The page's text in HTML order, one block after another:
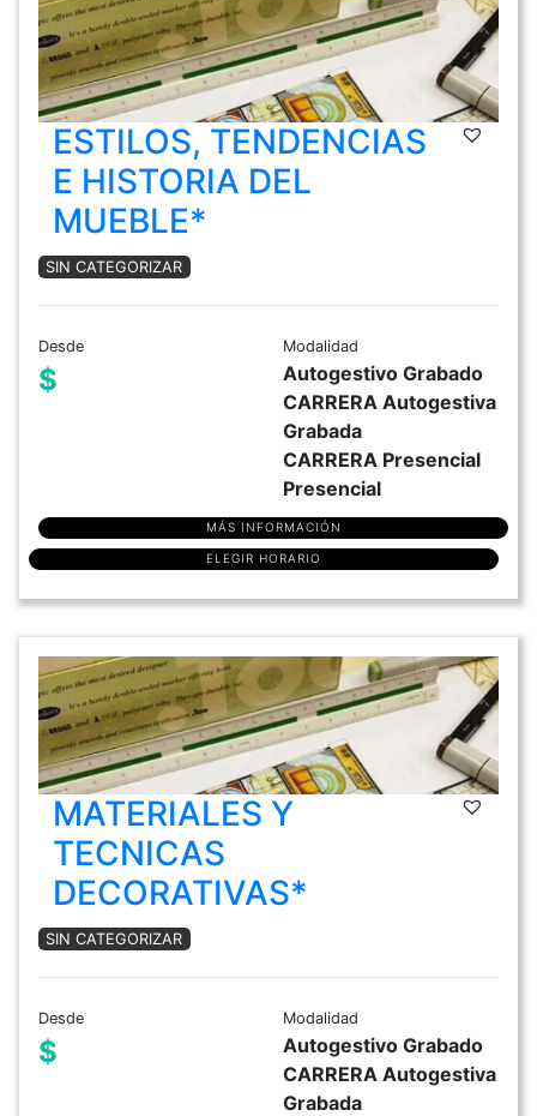
ESTILOS, TENDENCIAS
E HISTORIA DEL
MUEBLE*
SIN CATEGORIZAR
Desde
$
Modalidad
Autogestivo Grabado
CARRERA Autogestiva
Grabada
CARRERA Presencial
Presencial
MÁS INFORMACIÓN
ELEGIR HORARIO
MATERIALES Y
TECNICAS
DECORATIVAS*
SIN CATEGORIZAR
Desde
$
Modalidad
Autogestivo Grabado
CARRERA Autogestiva
Grabada